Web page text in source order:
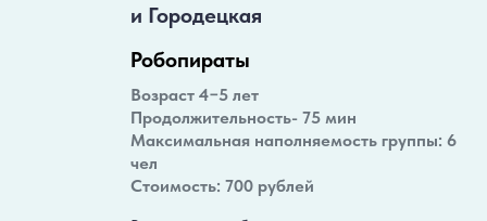
и Городецкая
Робопираты
Возраст 4−5 лет
Продолжительность- 75 мин
Максимальная наполняемость группы: 6
чел
Стоимость: 700 рублей